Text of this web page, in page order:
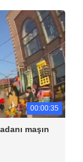
00:00:35
maşın